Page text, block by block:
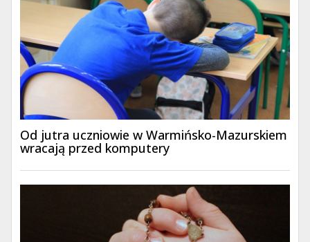
Od jutra uczniowie w Warmińsko-Mazurskiem
wracają przed komputery